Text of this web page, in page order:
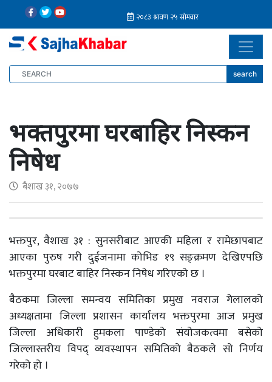
search
भक्तपुरमा घरबाहिर निस्कन
निषेध
बैशाख ३१, २०७७
भक्तपुर, वैशाख ३१ : सुनसरीबाट आएकी महिला र रामेछापबाट
आएका पुरुष गरी दुईजनामा कोभिड १९ सङ्क्रमण देखिएपछि
भक्तपुरमा घरबाट बाहिर निस्कन निषेध गरिएको छ ।
बैठकमा जिल्ला समन्वय समितिका प्रमुख नवराज गेलालको
अध्यक्षतामा जिल्ला प्रशासन कार्यालय भक्तपुरमा आज प्रमुख
जिल्ला अधिकारी हुमकला पाण्डेको संयोजकत्वमा बसेको
जिल्लास्तरीय विपद् व्यवस्थापन समितिको बैठकले सो निर्णय
गरेको हो ।